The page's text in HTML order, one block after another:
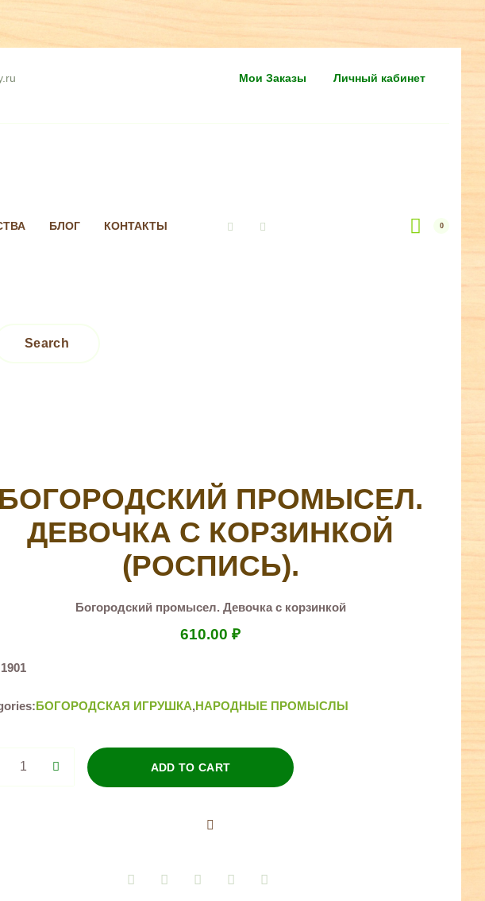
Мои Заказы Личный кабинет
БЛОГ КОНТАКТЫ 0
Search
БОГОРОДСКИЙ ПРОМЫСЕЛ.
ДЕВОЧКА С КОРЗИНКОЙ
(РОСПИСЬ).
Богородский промысел. Девочка с корзинкой
610.00₽
1901
БОГОРОДСКАЯ ИГРУШКА,НАРОДНЫЕ ПРОМЫСЛЫ
ADD TO CART